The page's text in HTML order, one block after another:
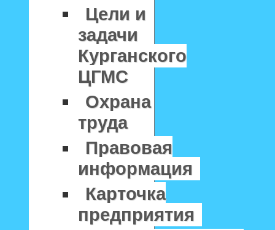
Цели и
задачи
Курганского
ЦГМС
Охрана
труда
Правовая
информация
Карточка
предприятия